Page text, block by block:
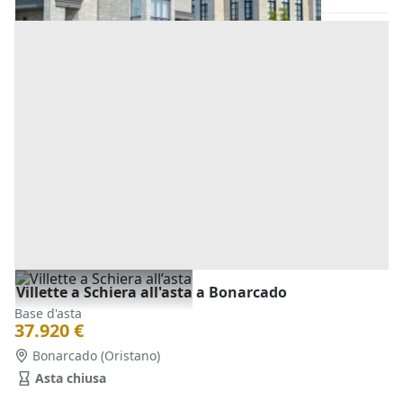
Villette a Schiera all'asta a Bonarcado
Bonarcado (Oristano)
Base d'asta
37.920 €
Asta chiusa